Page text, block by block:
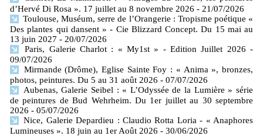
d’Hervé Di Rosa ». 17 juillet au 8 novembre 2026 - 21/07/2026
Toulouse, Muséum, serre de l’Orangerie : Tropisme poétique «
Des plantes qui dansent » - Cie Blizzard Concept. Du 15 mai au
13 juin 2027 - 20/07/2026
Paris, Galerie Charlot : « My1st » - Edition Juillet 2026 -
09/07/2026
Mirmande (Drôme), Eglise Sainte Foy : « Anima », bronzes,
photos, peintures. Du 5 au 31 août 2026 - 07/07/2026
Aubenas, Galerie Seibel : « L’Odyssée de la Lumière » série
de peintures de Bud Wehrheim. Du 1er juillet au 30 septembre
2026 - 05/07/2026
Nice, Galerie Depardieu : Claudio Rotta Loria - « Anaphores
Lumineuses ». 18 juin au 1er Août 2026 - 30/06/2026